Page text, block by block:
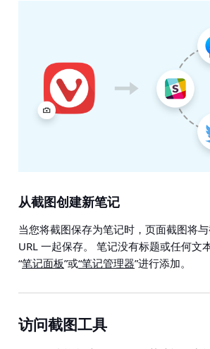
从截图创建新笔记
当您将截图保存为笔记时，页面截图将
URL 一起保存。 笔记没有标题或任何文
“笔记面板”或“笔记管理器”进行添加。
访问截图工具